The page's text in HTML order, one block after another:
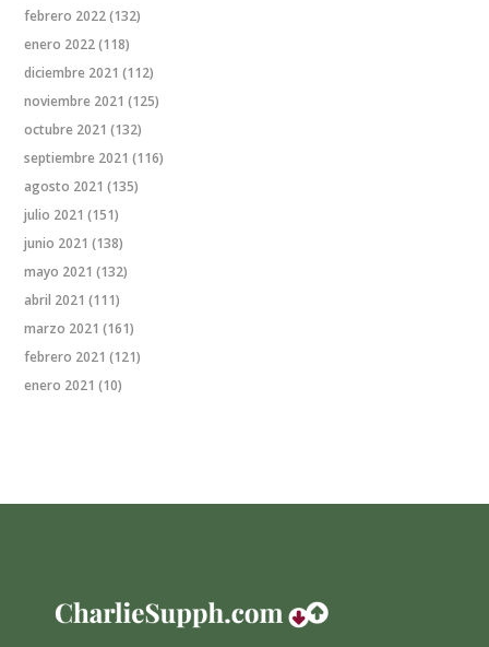
febrero 2022(132)
enero 2022(118)
diciembre 2021 (112)
noviembre 2021 (125)
octubre 2021 (132)
septiembre 2021 (116)
agosto 2021 (135)
julio 2021 (151)
junio 2021 (138)
mayo 2021 (132)
abril 2021 (111)
marzo 2021 (161)
febrero 2021 (121)
enero 2021 (10)